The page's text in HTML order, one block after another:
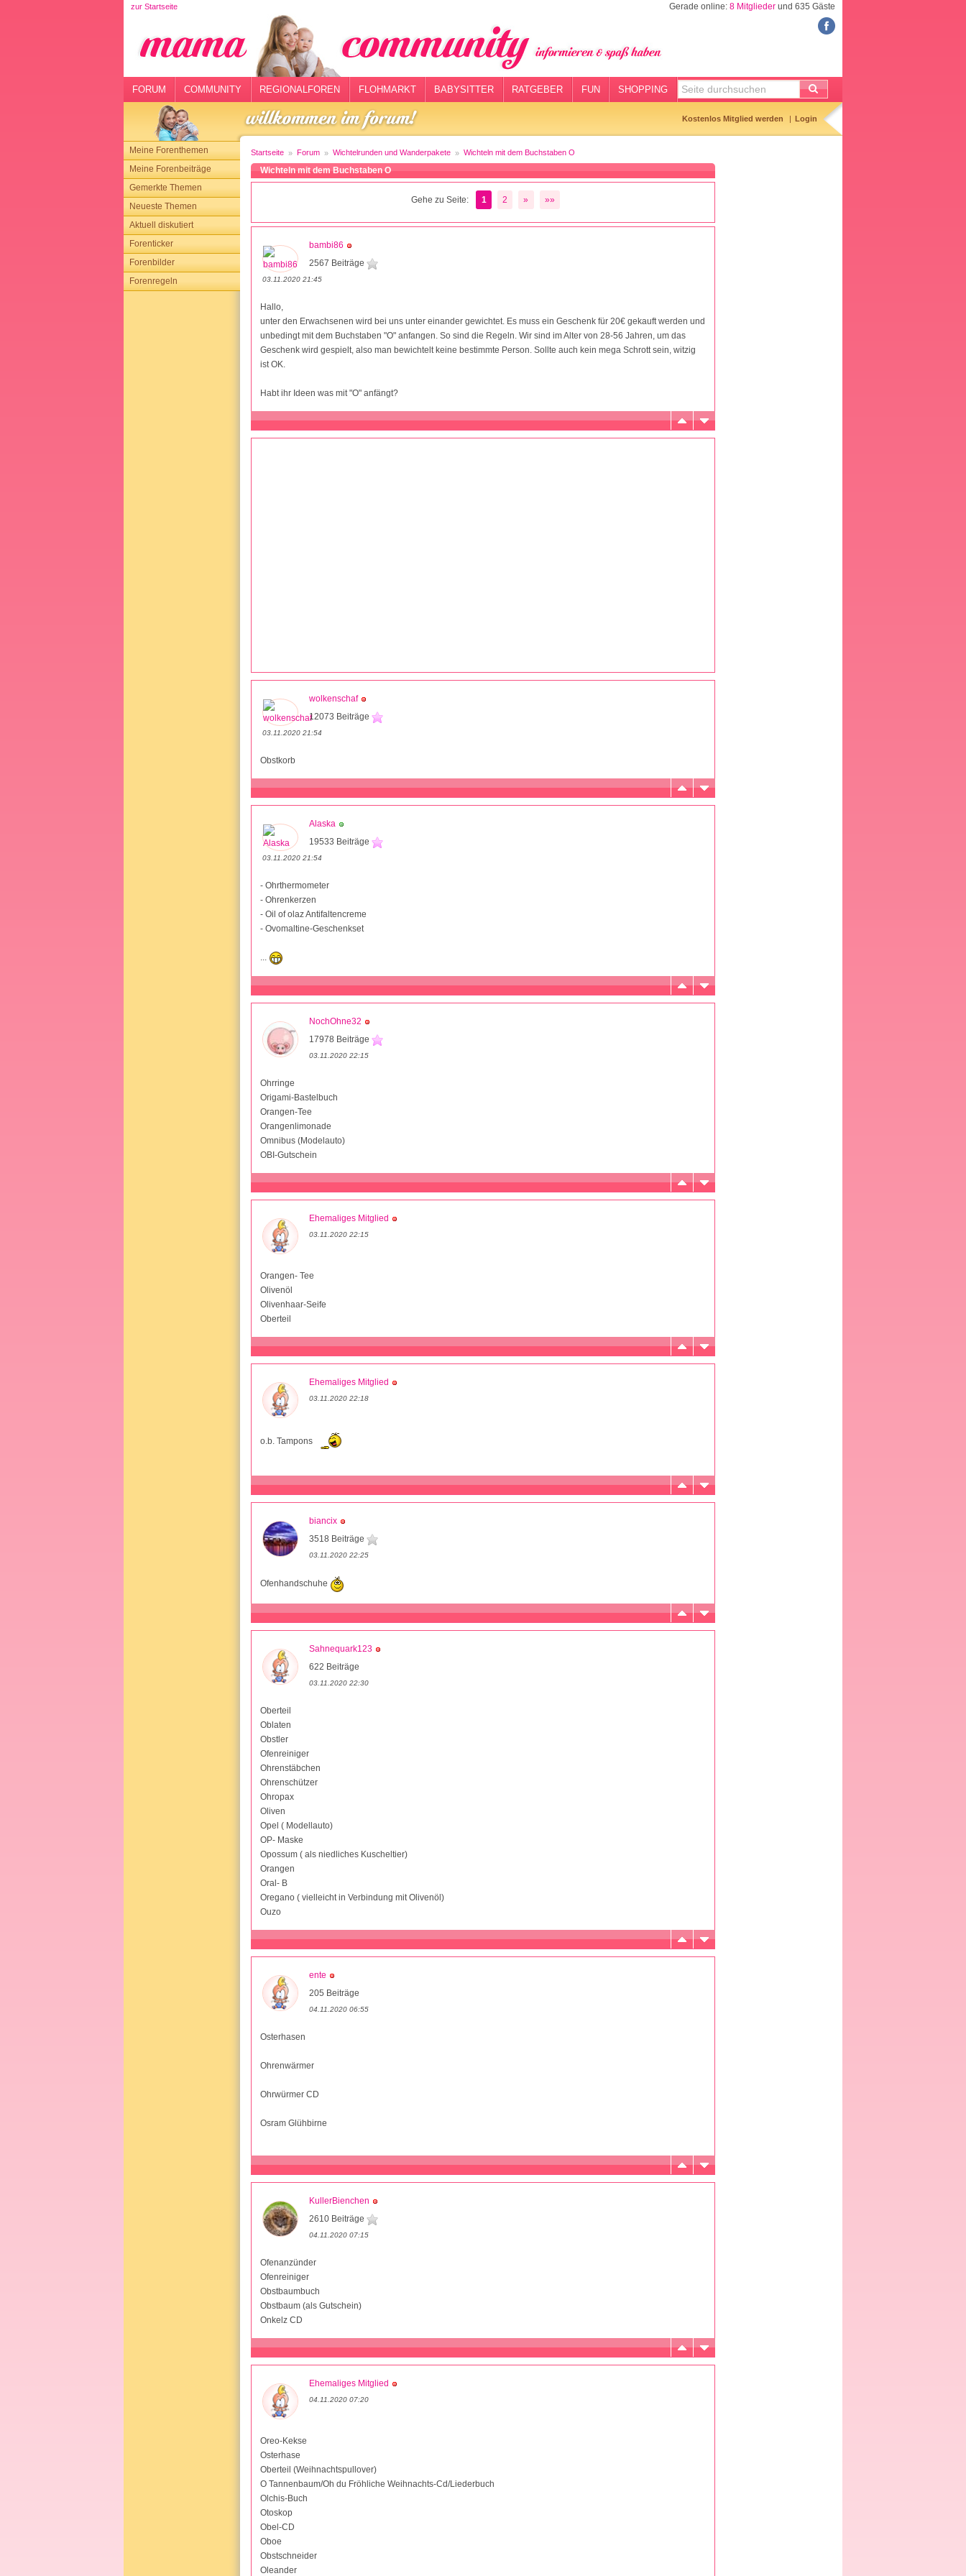
zur Startseite Gerade online: 8 Mitglieder und 635 Gäste
FORUM COMMUNITY REGIONALFOREN FLOHMARKT BABYSITTER RATGEBER FUN SHOPPING
Kostenlos Mitglied werden Login
Meine Forenthemen
Meine Forenbeiträge
Gemerkte Themen
Neueste Themen
Aktuell diskutiert
Forenticker
Forenbilder
Forenregeln
Startseite Forum Wichtelrunden und Wanderpakete Wichteln mit dem Buchstaben O
Wichteln mit dem Buchstaben O
Gehe zu Seite: 1 2 » »»
bambi86
2567 Beiträge
03.11.2020 21:45
Hallo,
unter den Erwachsenen wird bei uns unter einander gewichtet. Es muss ein Geschenk für 20€ gekauft werden und
unbedingt mit dem Buchstaben "O" anfangen. So sind die Regeln. Wir sind im Alter von 28-56 Jahren, um das
Geschenk wird gespielt, also man bewichtelt keine bestimmte Person. Sollte auch kein mega Schrott sein, witzig
ist OK.
Habt ihr Ideen was mit "O" anfängt?
wolkenschaf
12073 Beiträge
03.11.2020 21:54
Obstkorb
Alaska
19533 Beiträge
03.11.2020 21:54
- Ohrthermometer
- Ohrenkerzen
- Oil of olaz Antifaltencreme
- Ovomaltine-Geschenkset
...
NochOhne32
17978 Beiträge
03.11.2020 22:15
Ohrringe
Origami-Bastelbuch
Orangen-Tee
Orangenlimonade
Omnibus (Modelauto)
OBI-Gutschein
Ehemaliges Mitglied
03.11.2020 22:15
Orangen- Tee
Olivenöl
Olivenhaar-Seife
Oberteil
Ehemaliges Mitglied
03.11.2020 22:18
o.b. Tampons
biancix
3518 Beiträge
03.11.2020 22:25
Ofenhandschuhe
Sahnequark123
622 Beiträge
03.11.2020 22:30
Oberteil
Oblaten
Obstler
Ofenreiniger
Ohrenstäbchen
Ohrenschützer
Ohropax
Oliven
Opel ( Modellauto)
OP- Maske
Opossum ( als niedliches Kuscheltier)
Orangen
Oral- B
Oregano ( vielleicht in Verbindung mit Olivenöl)
Ouzo
ente
205 Beiträge
04.11.2020 06:55
Osterhasen
Ohrenwärmer
Ohrwürmer CD
Osram Glühbirne
KullerBienchen
2610 Beiträge
04.11.2020 07:15
Ofenanzünder
Ofenreiniger
Obstbaumbuch
Obstbaum (als Gutschein)
Onkelz CD
Ehemaliges Mitglied
04.11.2020 07:20
Oreo-Kekse
Osterhase
Oberteil (Weihnachtspullover)
O Tannenbaum/Oh du Fröhliche Weihnachts-Cd/Liederbuch
Olchis-Buch
Otoskop
Obel-CD
Oboe
Obstschneider
Oleander